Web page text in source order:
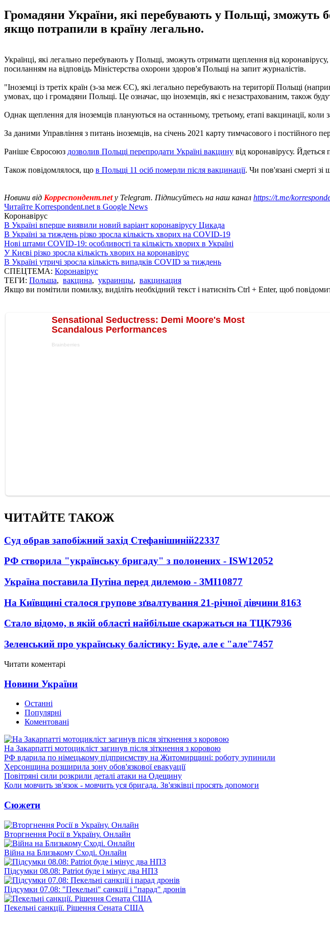
Громадяни України, які перебувають у Польщі, зможуть
якщо потрапили в країну легально.
Українці, які легально перебувають у Польщі, зможуть отримати щеплення від
посиланням на відповідь Міністерства охорони здоров'я Польщі на запит журналістів.
"Іноземці із третіх країн (з-за меж ЄС), які легально перебувають на території Польщі
умовах, що і громадяни Польщі. Це означає, що іноземців, які є незастрахованим, також
Однак щеплення для іноземців плануються на останньому, третьому, етапі вакцинації,
За даними Управління з питань іноземців, на січень 2021 карту тимчасового і постійного
Раніше Євросоюз дозволив Польщі перепродати Україні вакцину від коронавірусу.
Також повідомлялося, що в Польщі 11 осіб померли після вакцинації. Чи пов'язані смерті
Новини від Корреспондент.netу Telegram. Підписуйтесь на наш канал https://t.me/
Читайте Korrespondent.net в Google News
Коронавірус
В Україні вперше виявили новий варіант коронавірусу Цикада
В Україні за тиждень різко зросла кількість хворих на COVID-19
Нові штами COVID-19: особливості та кількість хворих в Україні
У Києві різко зросла кількість хворих на коронавірус
В Україні утричі зросла кількість випадків COVID за тиждень
СПЕЦТЕМА: Коронавірус
ТЕГИ: Польша, вакцина, украинцы, вакцинация
Якщо ви помітили помилку, виділіть необхідний текст і натисніть Ctrl + Enter, щоб
ЧИТАЙТЕ ТАКОЖ
Суд обрав запобіжний захід Стефанішиній22337
РФ створила "українську бригаду" з полонених - ISW12052
Україна поставила Путіна перед дилемою - ЗМІ10877
На Київщині сталося групове зґвалтування 21-річної дівчини 8163
Стало відомо, в якій області найбільше скаржаться на ТЦК7936
Зеленський про українську балістику: Буде, але є "але"7457
Читати коментарі
Новини України
Останні
Популярні
Коментовані
На Закарпатті мотоцикліст загинув після зіткнення з коровою
РФ вдарила по німецькому підприємству на Житомирщині: роботу зупинили
Херсонщина розширила зону обов'язкової евакуації
Повітряні сили розкрили деталі атаки на Одещину
Коли мовчить зв'язок - мовчить уся бригада. Зв'язківці просять допомоги
Сюжети
Вторгнення Росії в Україну. Онлайн
Війна на Близькому Сході. Онлайн
Підсумки 08.08: Patriot буде і мінус два НПЗ
Підсумки 07.08: "Пекельні" санкції і "парад" дронів
Пекельні санкції. Рішення Сената США